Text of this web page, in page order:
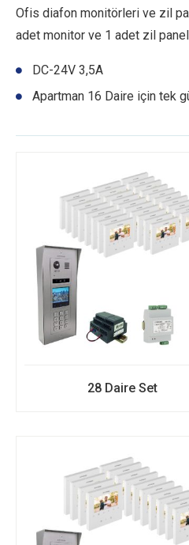
Ofis diafon monitörleri ve zil
adet monitor ve 1 adet zil
DC-24V 3,5A
Apartman 16 Daire için tek
28 Daire Set